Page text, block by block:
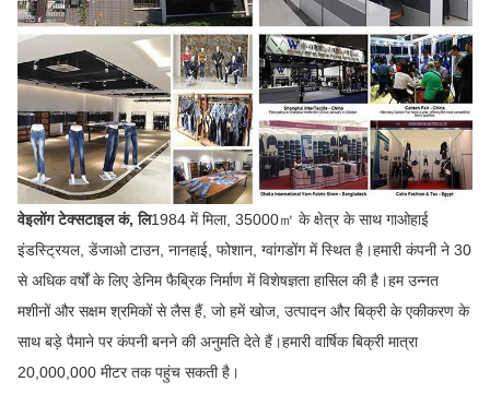
वेइलोंग टेक्सटाइल कं, लि1984 में मिला, 35000㎡ के क्षेत्र के साथ गाओहाई
इंडस्ट्रियल, डेंजाओ टाउन, नानहाई, फोशान, ग्वांगडोंग में स्थित है।हमारी कंपनी ने 30
से अधिक वर्षों के लिए डेनिम फैब्रिक निर्माण में विशेषज्ञता हासिल की है।हम उन्नत
मशीनों और सक्षम श्रमिकों से लैस हैं, जो हमें खोज, उत्पादन और बिक्री के एकीकरण के
साथ बड़े पैमाने पर कंपनी बनने की अनुमति देते हैं।हमारी वार्षिक बिक्री मात्रा
20,000,000 मीटर तक पहुंच सकती है।